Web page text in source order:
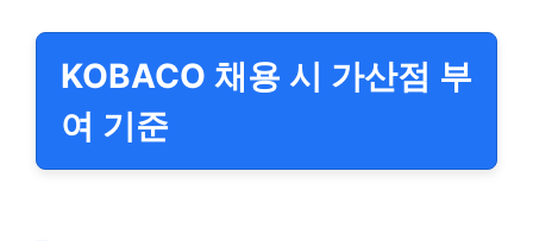
KOBACO 채용 시 가산점 부
여 기준